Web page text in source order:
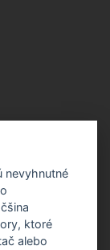
821 08
nevyhnutné
ktoré
alebo